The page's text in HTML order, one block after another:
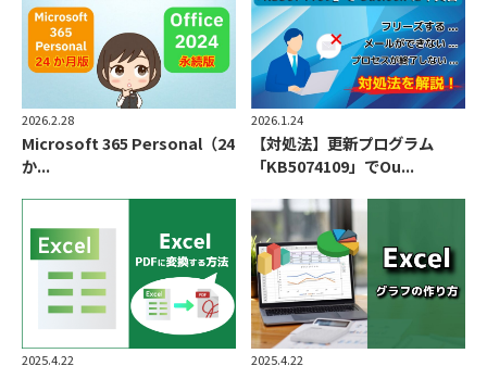
2026.2.28
Microsoft 365 Personal（24
か...
2026.1.24
【対処法】更新プログラム
「KB5074109」でOu...
2025.4.22 2025.4.22